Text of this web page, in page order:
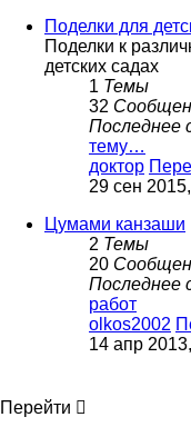
Поделки для
Поделки к
детских садах
1 Темы
32
Последнее
тему…
доктор
29 сен
Цумами канзаши
2 Темы
20
Последнее
работ
olkos2002
14 апр
Перейти